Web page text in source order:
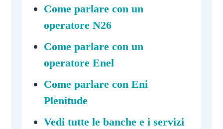
Come parlare con un
operatore N26
Come parlare con un
operatore Enel
Come parlare con Eni
Plenitude
Vedi tutte le banche e i servizi